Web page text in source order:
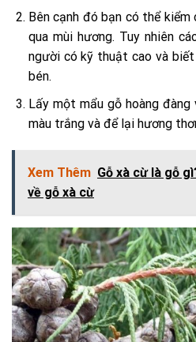
Bên cạnh đó bạn có thể
qua mùi hương. Tuy nhiên
người có kỹ thuật cao và
bén.
Lấy một mẩu gỗ hoàng
màu trắng và để lại hương
Xem Thêm Gỗ xà cừ là gỗ
về gỗ xà cừ